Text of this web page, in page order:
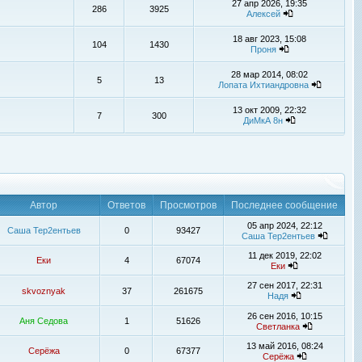
286 3925
27 апр 2026, 19:35
Алексей
104 1430
18 авг 2023, 15:08
Проня
5 13
28 мар 2014, 08:02
Лопата Ихтиандровна
7 300
13 окт 2009, 22:32
ДиМкА 8н
Автор Ответов Просмотров Последнее сообщение
Саша Тер2ентьев 0 93427
05 апр 2024, 22:12
Саша Тер2ентьев
Еки 4 67074
11 дек 2019, 22:02
Еки
skvoznyak 37 261675
27 сен 2017, 22:31
Надя
Аня Седова 1 51626
26 сен 2016, 10:15
Светланка
Серёжа 0 67377
13 май 2016, 08:24
Серёжа